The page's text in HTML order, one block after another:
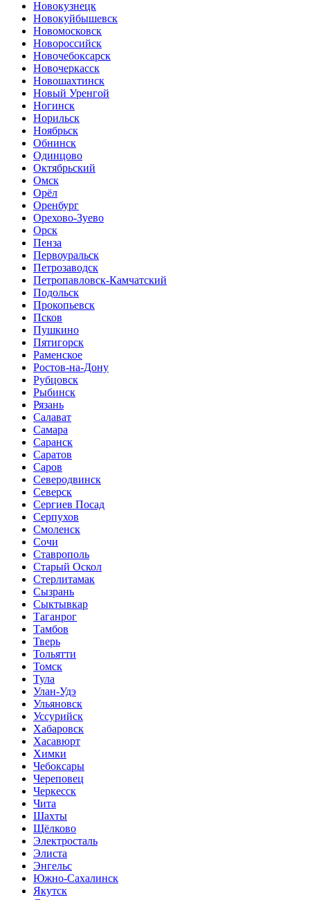
Новокузнецк
Новокуйбышевск
Новомосковск
Новороссийск
Новочебоксарск
Новочеркасск
Новошахтинск
Новый Уренгой
Ногинск
Норильск
Ноябрьск
Обнинск
Одинцово
Октябрьский
Омск
Орёл
Оренбург
Орехово-Зуево
Орск
Пенза
Первоуральск
Петрозаводск
Петропавловск-Камчатский
Подольск
Прокопьевск
Псков
Пушкино
Пятигорск
Раменское
Ростов-на-Дону
Рубцовск
Рыбинск
Рязань
Салават
Самара
Саранск
Саратов
Саров
Северодвинск
Северск
Сергиев Посад
Серпухов
Смоленск
Сочи
Ставрополь
Старый Оскол
Стерлитамак
Сызрань
Сыктывкар
Таганрог
Тамбов
Тверь
Тольятти
Томск
Тула
Улан-Удэ
Ульяновск
Уссурийск
Хабаровск
Хасавюрт
Химки
Чебоксары
Череповец
Черкесск
Чита
Шахты
Щёлково
Электросталь
Элиста
Энгельс
Южно-Сахалинск
Якутск